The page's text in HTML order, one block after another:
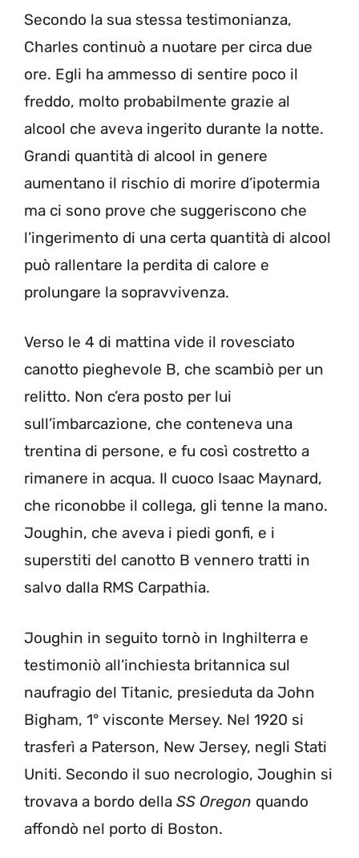
Secondo la sua stessa testimonianza,
Charles continuò a nuotare per circa due
ore. Egli ha ammesso di sentire poco il
freddo, molto probabilmente grazie al
alcool che aveva ingerito durante la notte.
Grandi quantità di alcool in genere
aumentano il rischio di morire d’ipotermia
ma ci sono prove che suggeriscono che
l’ingerimento di una certa quantità di alcool
può rallentare la perdita di calore e
prolungare la sopravvivenza.
Verso le 4 di mattina vide il rovesciato
canotto pieghevole B, che scambiò per un
relitto. Non c’era posto per lui
sull’imbarcazione, che conteneva una
trentina di persone, e fu così costretto a
rimanere in acqua. Il cuoco Isaac Maynard,
che riconobbe il collega, gli tenne la mano.
Joughin, che aveva i piedi gonfi, e i
superstiti del canotto B vennero tratti in
salvo dalla RMS Carpathia.
Joughin in seguito tornò in Inghilterra e
testimoniò all’inchiesta britannica sul
naufragio del Titanic, presieduta da John
Bigham, 1° visconte Mersey. Nel 1920 si
trasferì a Paterson, New Jersey, negli Stati
Uniti. Secondo il suo necrologio, Joughin si
trovava a bordo della SS Oregon quando
affondò nel porto di Boston.